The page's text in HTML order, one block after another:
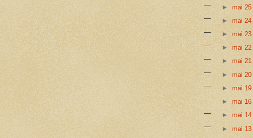
► mai 25
► mai 24
► mai 23
► mai 22
► mai 21
► mai 20
► mai 19
► mai 16
► mai 14
► mai 13